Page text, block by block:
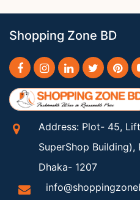
Shopping Zone BD
Address: Plot- 45,
SuperShop Building),
Dhaka- 1207